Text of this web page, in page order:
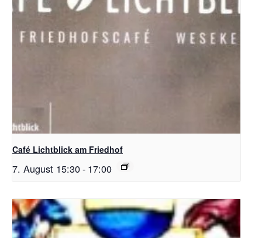
Café Lichtblick am Friedhof
7. August 15:30- 17:00